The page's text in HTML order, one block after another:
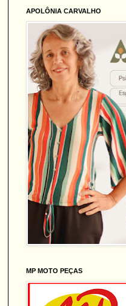
APOLÔNIA CARVALHO
MP MOTO PEÇAS